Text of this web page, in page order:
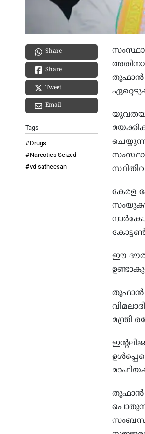
Share
Share
Tweet
Email
Tags
Drugs
Narcotics Seized
vd satheesan
തൂഫാന്‍ :
കേരള
ഈ
തൂഫാന്‍
മന്ത്രി
തൂഫാന്‍